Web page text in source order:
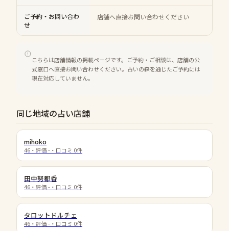
ご予約・お問い合わ
せ
店舗へ直接お問い合わせください
こちらは店舗情報の掲載ページです。ご予約・ご相談は、店舗の公
式窓口へ直接お問い合わせください。占いの森を通じたご予約には
現在対応していません。
同じ地域の占い店舗
mihoko
46 ・評価 - ・口コミ 0件
田中努都香
46 ・評価 - ・口コミ 0件
タロットドルチェ
46 ・評価 - ・口コミ 0件